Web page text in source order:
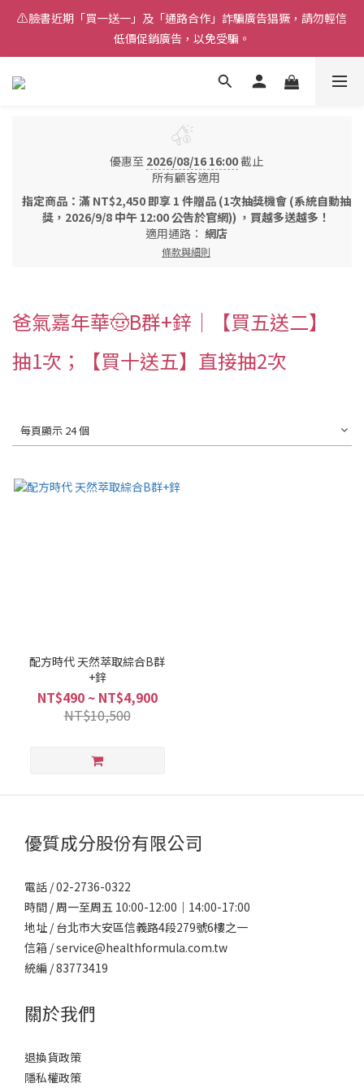
⚠️臉書近期「買一送一」及「通路合作」詐騙廣告猖獗，請勿輕信
低價促銷廣告，以免受騙。
⚠️臉書近期「買一送一」及「通路合作」詐騙廣告猖獗，請勿輕信
低價促銷廣告，以免受騙。
爸氣嘉年華🤠限時抽12大獎，頭獎送大阪雙人來回機票❗
中獎率100%💘買五送二抽１次，買十送五直接抽２次✨滿 $8000
低價促銷廣告，以免受騙。
優惠至 2026/08/16 16:00截止
所有顧客適用
指定商品：滿 NT$2,450 即享 1 件贈品 (1次抽獎機會 (系統自動抽
獎，2026/9/8 中午 12:00 公告於官網)) ，買越多送越多！
適用通路： 網店
條款與細則
爸氣嘉年華🤠B群+鋅｜【買五送二】
抽1次；【買十送五】直接抽2次
每頁顯示 24 個
配方時代 天然萃取綜合B群
+鋅
NT$490 ~ NT$4,900
NT$10,500
優質成分股份有限公司
電話 / 02-2736-0322
時間 / 周一至周五 10:00-12:00｜14:00-17:00
地址 / 台北市大安區信義路4段279號6樓之一
信箱 / service@healthformula.com.tw
統編 / 83773419
關於我們
退換貨政策
隱私權政策